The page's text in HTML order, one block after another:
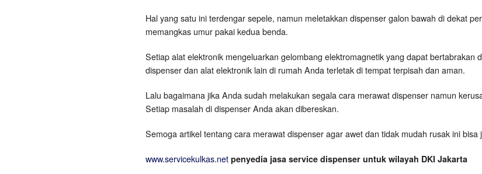
Hal yang satu ini terdengar sepele, namun meletakkan dispenser galon bawah di dekat
memangkas umur pakai kedua benda.
Setiap alat elektronik mengeluarkan gelombang elektromagnetik yang dapat bertabrakan
dispenser dan alat elektronik lain di rumah Anda terletak di tempat terpisah dan aman.
Lalu bagaimana jika Anda sudah melakukan segala cara merawat dispenser namun
Setiap masalah di dispenser Anda akan dibereskan.
Semoga artikel tentang cara merawat dispenser agar awet dan tidak mudah rusak ini bisa
www.servicekulkas.net penyedia jasa service dispenser untuk wilayah DKI Jakarta